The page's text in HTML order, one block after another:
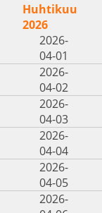
Huhtikuu
2026
2026-
04-01
2026-
04-02
2026-
04-03
2026-
04-04
2026-
04-05
2026-